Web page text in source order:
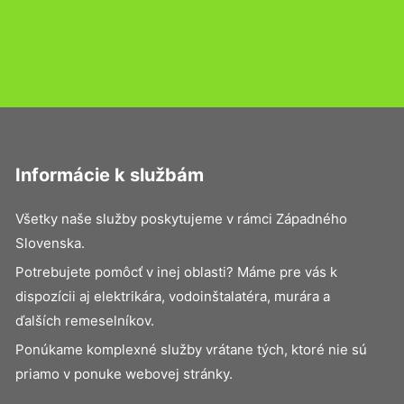
Informácie k službám
Všetky naše služby poskytujeme v rámci Západného
Slovenska.
Potrebujete pomôcť v inej oblasti? Máme pre vás k
dispozícii aj elektrikára, vodoinštalatéra, murára a
ďalších remeselníkov.
Ponúkame komplexné služby vrátane tých, ktoré nie sú
priamo v ponuke webovej stránky.